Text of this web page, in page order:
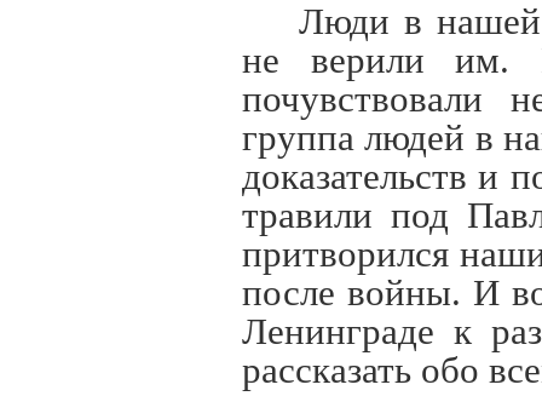
Люди в
не верили им.
почувствовали
группа людей в
доказательств и
травили под
притворился
после войны. И
Ленинграде к
рассказать обо